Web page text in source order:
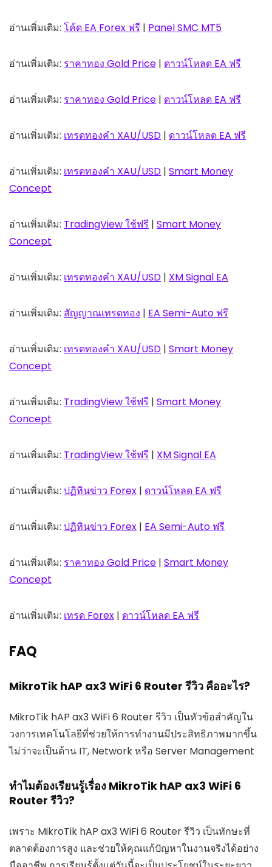
อ่านเพิ่มเติม: โค้ด EA Forex ฟรี | Panel SMC MT5
อ่านเพิ่มเติม: ราคาทอง Gold Price | ดาวน์โหลด EA ฟรี
อ่านเพิ่มเติม: ราคาทอง Gold Price | ดาวน์โหลด EA ฟรี
อ่านเพิ่มเติม: เทรดทองคำ XAU/USD | ดาวน์โหลด EA ฟรี
อ่านเพิ่มเติม: เทรดทองคำ XAU/USD | Smart Money
Concept
อ่านเพิ่มเติม: TradingView ใช้ฟรี | Smart Money
Concept
อ่านเพิ่มเติม: เทรดทองคำ XAU/USD | XM Signal EA
อ่านเพิ่มเติม: สัญญาณเทรดทอง | EA Semi-Auto ฟรี
อ่านเพิ่มเติม: เทรดทองคำ XAU/USD | Smart Money
Concept
อ่านเพิ่มเติม: TradingView ใช้ฟรี | Smart Money
Concept
อ่านเพิ่มเติม: TradingView ใช้ฟรี | XM Signal EA
อ่านเพิ่มเติม: ปฏิทินข่าว Forex | ดาวน์โหลด EA ฟรี
อ่านเพิ่มเติม: ปฏิทินข่าว Forex | EA Semi-Auto ฟรี
อ่านเพิ่มเติม: ราคาทอง Gold Price | Smart Money
Concept
อ่านเพิ่มเติม: เทรด Forex | ดาวน์โหลด EA ฟรี
FAQ
MikroTik hAP ax3 WiFi 6 Router รีวิว คืออะไร?
MikroTik hAP ax3 WiFi 6 Router รีวิว เป็นหัวข้อสำคัญใน
วงการเทคโนโลยีที่ช่วยให้การทำงานมีประสิทธิภาพมากขึ้น
ไม่ว่าจะเป็นด้าน IT, Network หรือ Server Management
ทำไมต้องเรียนรู้เรื่อง MikroTik hAP ax3 WiFi 6
Router รีวิว?
เพราะ MikroTik hAP ax3 WiFi 6 Router รีวิว เป็นทักษะที่
ตลาดต้องการสูง และช่วยให้คุณแก้ปัญหาในงานจริงได้อย่าง